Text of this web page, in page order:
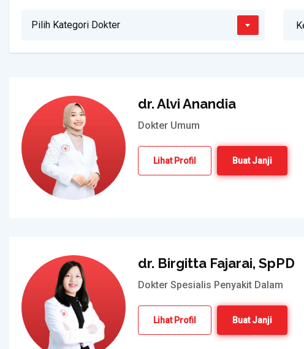
Pilih Kategori Dokter
dr. Alvi Anandia
Dokter Umum
Lihat Profil Buat Janji
dr. Birgitta Fajarai, SpPD
Dokter Spesialis Penyakit Dalam
Lihat Profil Buat Janji